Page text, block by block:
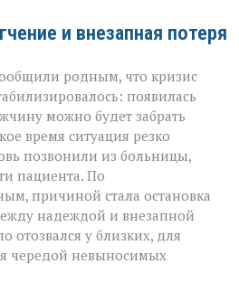
и внезапная потеря
родным, что кризис
появилась
можно будет забрать
время ситуация резко
позвонили из больницы,
пациента. По
причиной стала остановка
надеждой и внезапной
отозвался у близких, для
чередой невыносимых